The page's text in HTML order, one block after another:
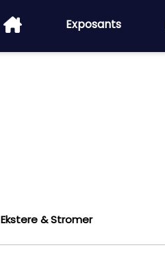
Exposants
Ekstere & Stromer